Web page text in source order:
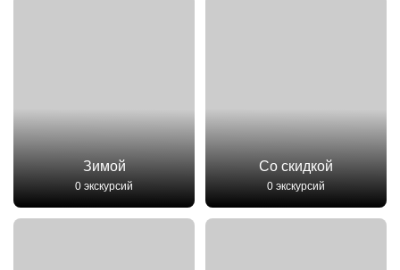
Зимой
0 экскурсий
Со скидкой
0 экскурсий